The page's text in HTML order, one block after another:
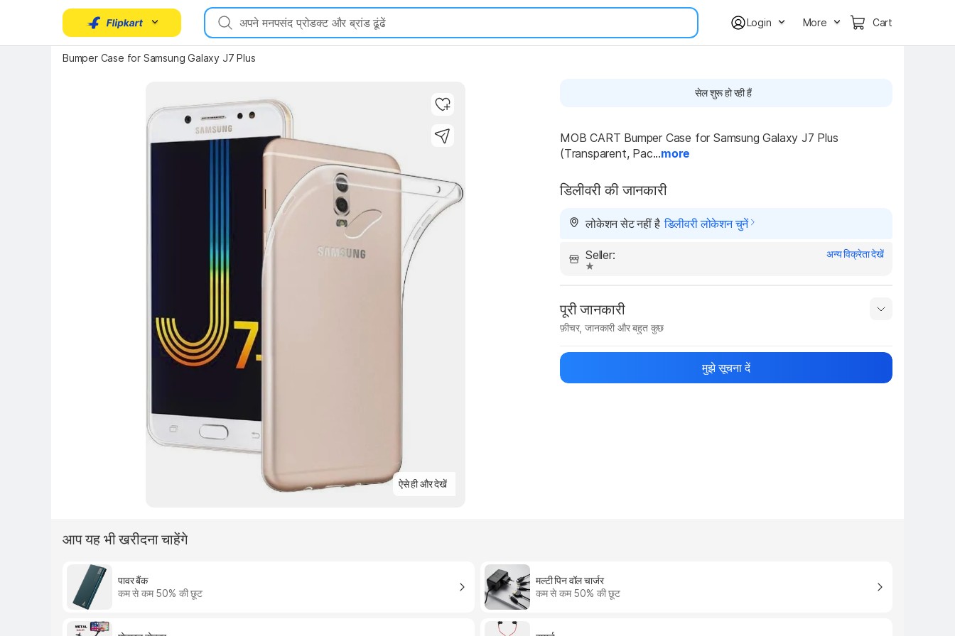
Login More Cart
Bumper Case for Samsung Galaxy J7 Plus
ऐसे ही और देखें
सेल शुरू हो रही हैं
MOB CART Bumper Case for Samsung Galaxy J7 Plus
(Transparent, Pac...more
डिलीवरी की जानकारी
लोकेशन सेट नहीं है डिलीवरी लोकेशन चुनें
Seller: अन्य विक्रेता देखें
पूरी जानकारी
फ़ीचर, जानकारी और बहुत कुछ
Show More
मुझे सूचना दें
आप यह भी खरीदना चाहेंगे
पावर बैंक
कम से कम 50% की छूट
मल्टी पिन वॉल चार्जर
कम से कम 50% की छूट